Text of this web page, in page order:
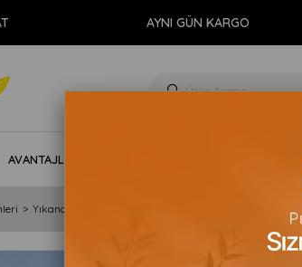
AYNI GÜN KARGO
AVANTAJLI PAKETLER
Yıkanabilir Ped ve Külot Yıkanabilir Ped Seti - Beyaz